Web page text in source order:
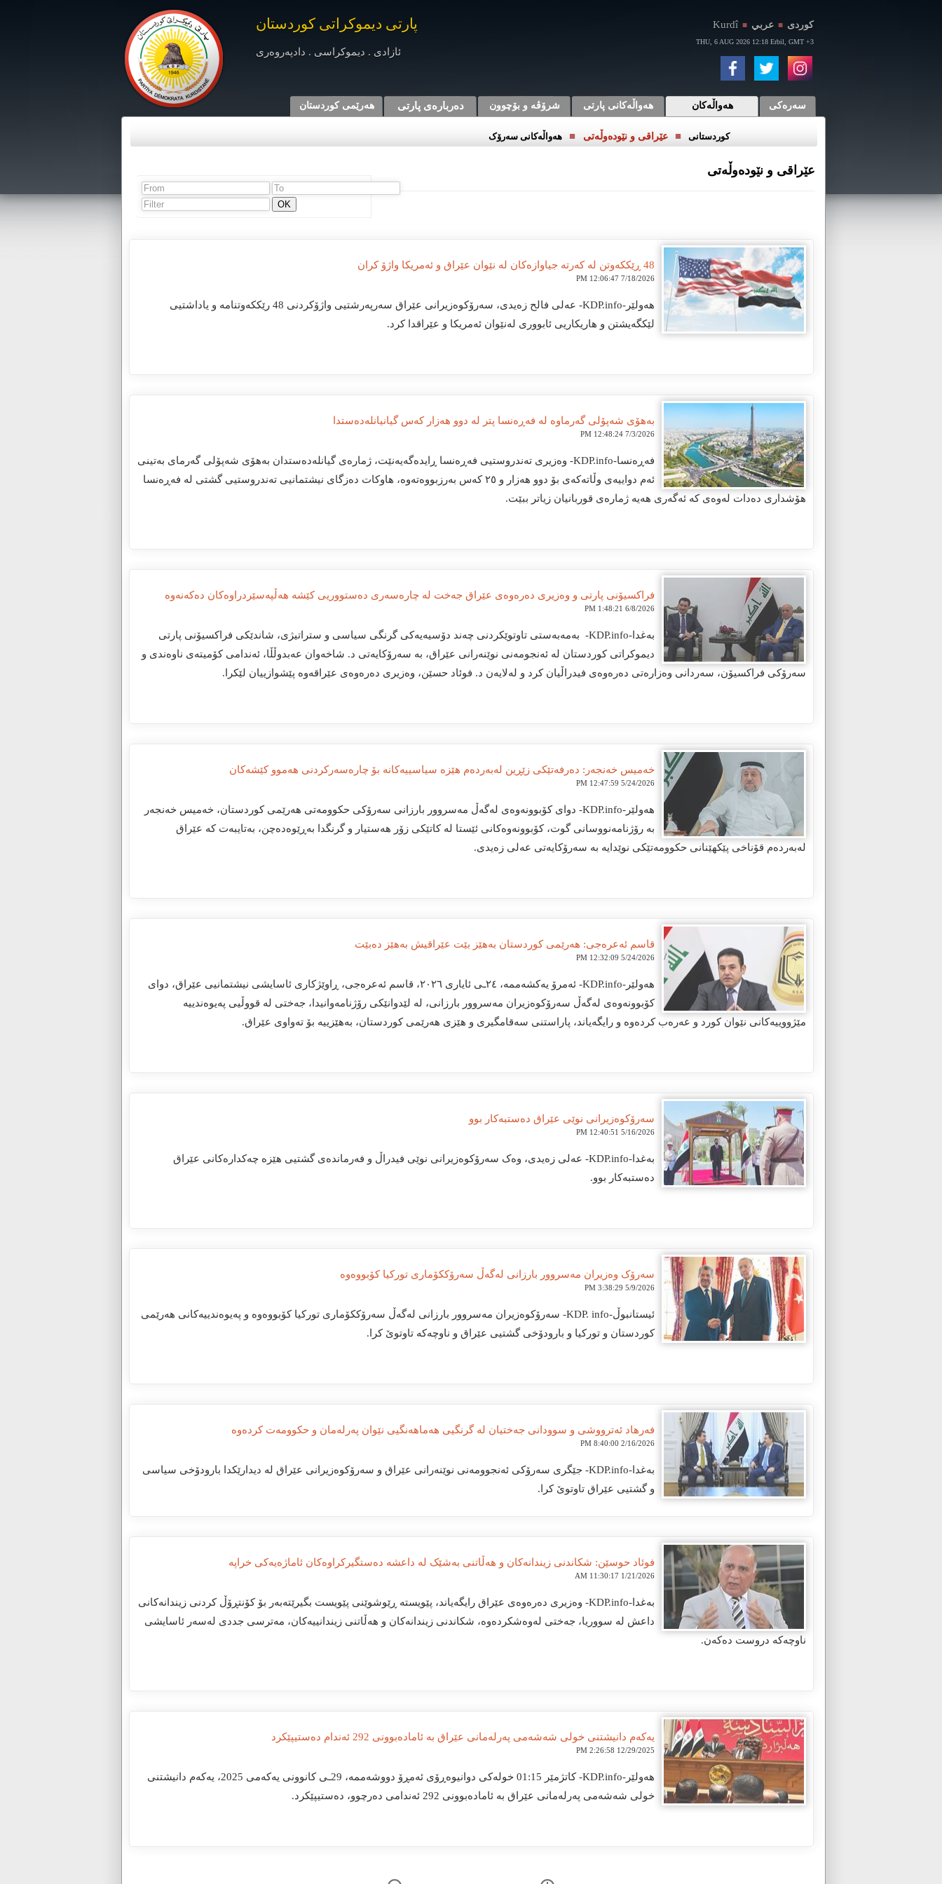
Kurdî ■ كوردی ■ عربي
THU, 6 AUG 2026 12:18 Erbil, GMT +3
هه‌رێمی کوردستان دەربارەی پارتی شرۆڤه‌ و بۆچوون هەواڵەکانی پارتی هەواڵەکان سەرەکی
پارتی دیموکراتی کوردستان
ئازادی . دیموکراسی . دادپەروەری
کوردستانی ■ عێراقی و نێوده‌وڵه‌تی ■ هەواڵەکانی سەرۆک
عێراقی و نێوده‌وڵه‌تی
48 ڕێککەوتن لە کەرتە جیاوازەکان لە نێوان عێراق و ئەمریکا واژۆ کران
7/18/2026 12:06:47 PM
هەولێر-KDP.info- عەلی فالح زەیدی، سەرۆکوەزیرانی عێراق سەرپەرشتیی واژۆکردنی 48 رێککەوتنامە و یاداشتیی
لێکگەیشتن و هاریکاریی ئابووری لەنێوان ئەمریکا و عێراقدا کرد.
به‌هۆی شه‌پۆلی گه‌رماوه‌ له‌ فەڕه‌نسا پتر لە دوو هه‌زار كه‌س گیانیانله‌ده‌ستدا
7/3/2026 12:48:24 PM
فەڕەنسا-KDP.info- وەزیری تەندروستیی فەڕەنسا ڕایدەگەیەنێت، ژمارەی گیانلەدەستدان بەهۆی شەپۆلی گەرمای بەتینی
ئەم دواییەی وڵاتەکەی بۆ دوو هەزار و ٢٥ کەس بەرزبووەتەوە، هاوکات دەزگای نیشتمانیی تەندروستیی گشتی لە فەڕەنسا
هۆشداری دەدات لەوەی کە ئەگەری هەیە ژمارەی قوربانیان زیاتر ببێت.
فراکسیۆنی پارتی و وەزیری دەرەوەی عێراق جەخت لە چارەسەری دەستووریی کێشە هەڵپەسێردراوەکان دەکەنەوە
6/8/2026 1:48:21 PM
بەغدا-KDP.info- بەمەبەستی تاوتوێکردنی چەند دۆسیەیەکی گرنگی سیاسی و ستراتیژی، شاندێکی فراکسیۆنی پارتی
دیموکراتی کوردستان لە ئەنجومەنی نوێنەرانی عێراق، بە سەرۆکایەتی د. شاخەوان عەبدوڵڵا، ئەندامی کۆمیتەی ناوەندی و
سەرۆکی فراکسیۆن، سەردانی وەزارەتی دەرەوەی فیدراڵیان کرد و لەلایەن د. فوئاد حسێن، وەزیری دەرەوەی عێراقەوە پێشوازییان لێکرا.
خەمیس خەنجەر: دەرفەتێکی زێڕین لەبەردەم هێزە سیاسییەکانە بۆ چارەسەرکردنی هەموو کێشەکان
5/24/2026 12:47:59 PM
هەولێر-KDP.info- دوای کۆبوونەوەی لەگەڵ مەسروور بارزانی سەرۆکی حکوومەتی هەرێمی کوردستان، خەمیس خەنجەر
بە رۆژنامەنووسانی گوت، کۆبوونەوەکانی ئێستا لە کاتێکی زۆر هەستیار و گرنگدا بەڕێوەدەچن، بەتایبەت کە عێراق
لەبەردەم قۆناخی پێکهێنانی حکوومەتێکی نوێدایە بە سەرۆکایەتی عەلی زەیدی.
قاسم ئەعرەجی: هەرێمی کوردستان بەهێز بێت عێراقیش بەهێز دەبێت
5/24/2026 12:32:09 PM
هەولێر-KDP.info- ئەمرۆ یەکشەممە، ٢٤ـی ئایاری ٢٠٢٦، قاسم ئەعرەجی، ڕاوێژکاری ئاسایشی نیشتمانیی عێراق، دوای
کۆبوونەوەی لەگەڵ سەرۆکوەزیران مەسروور بارزانی، لە لێدوانێکی رۆژنامەوانیدا، جەختی لە قووڵیی پەیوەندییە
مێژووییەکانی نێوان کورد و عەرەب کردەوە و رایگەیاند، پاراستنی سەقامگیری و هێزی هەرێمی کوردستان، بەهێزییە بۆ تەواوی عێراق.
سەرۆکوەزیرانی نوێی عێراق دەستبەکار بوو
5/16/2026 12:40:51 PM
بەغدا-KDP.info- عەلی زەیدی، وەک سەرۆکوەزیرانی نوێی فیدراڵ و فەرماندەی گشتیی هێزە چەکدارەکانی عێراق
دەستبەکار بوو.
سەرۆک وەزیران مەسروور بارزانی لەگەڵ سەرۆککۆماری تورکیا کۆبووەوە
5/9/2026 3:38:29 PM
ئیستانبوڵ-KDP. info- سەرۆکوەزیران مەسروور بارزانی لەگەڵ سەرۆککۆماری تورکیا کۆبووەوە و پەیوەندییەکانی هەرێمی
کوردستان و تورکیا و بارودۆخی گشتیی عێراق و ناوچەکە تاوتوێ کرا.
فەرھاد ئەترووشی و سوودانی جەختیان لە گرنگیی ھەماھەنگیی نێوان پەرلەمان و حکوومەت کردەوە
2/16/2026 8:40:00 PM
بەغدا-KDP.info- جێگری سەرۆکی ئەنجوومەنی نوێنەرانی عێراق و سەرۆکوەزیرانی عێراق لە دیدارێکدا بارودۆخی سیاسی
و گشتیی عێراق تاوتوێ کرا.
فوئاد حوسێن: شکاندنی زیندانەکان و هەڵاتنی بەشێک لە داعشە دەستگیرکراوەکان ئاماژەیەکی خراپە
1/21/2026 11:30:17 AM
بەغدا-KDP.info- وەزیری دەرەوەی عێراق رایگەیاند، پێویستە ڕێوشوێنی پێویست بگیرێتەبەر بۆ کۆنتڕۆڵ کردنی زیندانەکانی
داعش لە سووریا، جەختی لەوەشکردەوە، شکاندنی زیندانەکان و هەڵاتنی زیندانییەکان، مەترسی جددی لەسەر ئاسایشی
ناوچەکە دروست دەکەن.
یەکەم دانیشتنی خولی شەشەمی پەرلەمانی عێراق بە ئامادەبوونی 292 ئەندام دەستیپێکرد
12/29/2025 2:26:58 PM
هەولێر-KDP.info- کاتژمێر 01:15 خولەکی دوانیوەڕۆی ئەمڕۆ دووشەممە، 29ـی کانوونی یەکەمی 2025، یەکەم دانیشتنی
خولی شەشەمی پەرلەمانی عێراق بە ئامادەبوونی 292 ئەندامی دەرچوو، دەستیپێکرد.